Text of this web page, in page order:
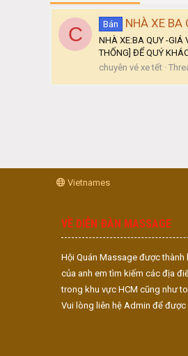
C Bán NHÀ XE BA
NHÀ XE:BA QUY -GIÁ
THỐNG] ĐỂ QUÝ
chuyên vé xe tết
Vietnames
VỀ DIỄN ĐÀN MASSAGE
Hội Quán Massage được
của anh em tìm kiếm các địa
trong khu vực HCM cũng như
Vui lòng liên hệ Admin để được